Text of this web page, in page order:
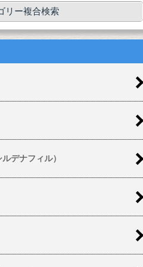
リー複合検索
デナフィル）